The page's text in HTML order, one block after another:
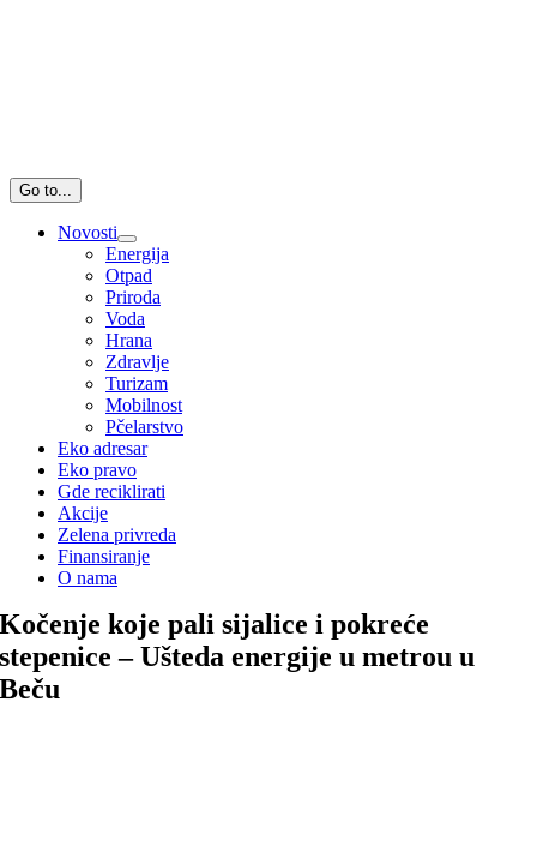
Go to...
Novosti
Energija
Otpad
Priroda
Voda
Hrana
Zdravlje
Turizam
Mobilnost
Pčelarstvo
Eko adresar
Eko pravo
Gde reciklirati
Akcije
Zelena privreda
Finansiranje
O nama
Kočenje koje pali sijalice i pokreće
stepenice – Ušteda energije u metrou u
Beču